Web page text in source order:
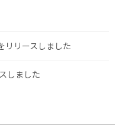
リリースしました
しました